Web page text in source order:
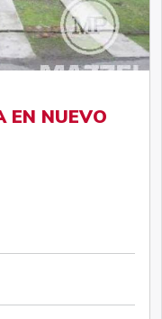
EN NUEVO